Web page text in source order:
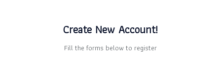
Create New Account!
Fill the forms below to register